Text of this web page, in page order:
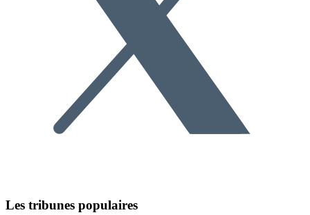
Les tribunes populaires